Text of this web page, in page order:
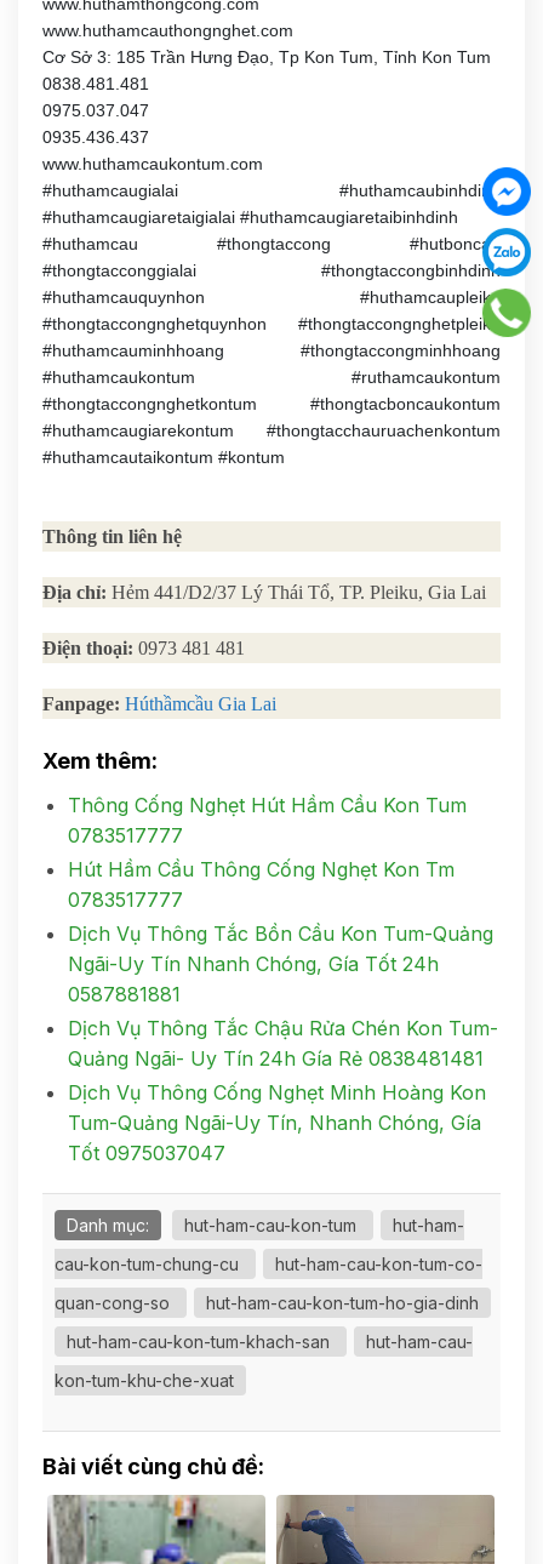
www.huthamcauthongnghet.com
Cơ Sở 3: 185 Trần Hưng Đạo, Tp Kon Tum, Tỉnh Kon Tum
0838.481.481
0975.037.047
0935.436.437
www.huthamcaukontum.com
#huthamcaugialai #huthamcaubinhdinh
#huthamcaugiaretaigialai #huthamcaugiaretaibinhdinh
#huthamcau #thongtaccong #hutboncau
#thongtacconggialai #thongtaccongbinhdinh
#huthamcauquynhon #huthamcaupleiku
#thongtaccongnghetquynhon #thongtaccongnghetpleiku
#huthamcauminhhoang #thongtaccongminhhoang
#huthamcaukontum #ruthamcaukontum
#thongtaccongnghetkontum #thongtacboncaukontum
#huthamcaugiarekontum #thongtacchauruachenkontum
#huthamcautaikontum #kontum
Thông tin liên hệ
Địa chỉ: Hẻm 441/D2/37 Lý Thái Tổ, TP. Pleiku, Gia Lai
Điện thoại: 0973 481 481
Fanpage: Húthầmcầu Gia Lai
Xem thêm:
Thông Cống Nghẹt Hút Hầm Cầu Kon Tum
0783517777
Hút Hầm Cầu Thông Cống Nghẹt Kon Tm
0783517777
Dịch Vụ Thông Tắc Bồn Cầu Kon Tum-Quảng
Ngãi-Uy Tín Nhanh Chóng, Gía Tốt 24h
0587881881
Dịch Vụ Thông Tắc Chậu Rửa Chén Kon Tum-
Quảng Ngãi- Uy Tín 24h Gía Rẻ 0838481481
Dịch Vụ Thông Cống Nghẹt Minh Hoàng Kon
Tum-Quảng Ngãi-Uy Tín, Nhanh Chóng, Gía
Tốt 0975037047
Danh mục: hut-ham-cau-kon-tum
hut-ham-
cau-kon-tum-chung-cu
hut-ham-cau-kon-tum-co-
quan-cong-so
hut-ham-cau-kon-tum-ho-gia-dinh
hut-ham-cau-kon-tum-khach-san
hut-ham-cau-
kon-tum-khu-che-xuat
Bài viết cùng chủ đề: